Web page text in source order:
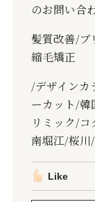
のお問い合
髪質改善/
縮毛矯正
/デザインカ
ーカット/
リミック/
南堀江/桜川
Like